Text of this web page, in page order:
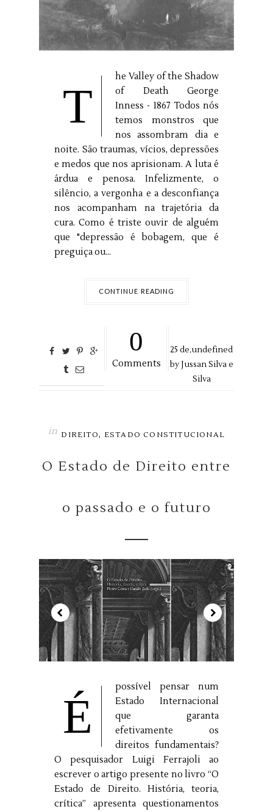
T
he Valley of the Shadow
of Death George
Inness - 1867 Todos nós
temos monstros que
nos assombram dia e
noite. São traumas, vícios, depressões
e medos que nos aprisionam. A luta é
árdua e penosa. Infelizmente, o
silêncio, a vergonha e a desconfiança
nos acompanham na trajetória da
cura. Como é triste ouvir de alguém
que "depressão é bobagem, que é
preguiça ou...
CONTINUE READING
0
Comments
25de,undefined
byJussan Silva e
Silva
in DIREITO, ESTADO CONSTITUCIONAL
O Estado de Direito entre
o passado e o futuro
É
possível pensar num
Estado Internacional
que garanta
efetivamente os
direitos fundamentais?
O pesquisador Luigi Ferrajoli ao
escrever o artigo presente no livro “O
Estado de Direito. História, teoria,
crítica” apresenta questionamentos